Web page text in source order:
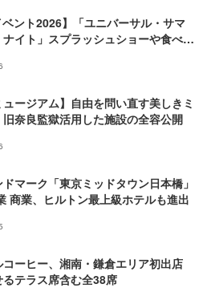
ベント2026】「ユニバーサル・サマ
イト」スプラッシュショーや食べ歩
ュージアム】自由を問い直す美しきミ
旧奈良監獄活用した施設の全容公開
マーク「東京ミッドタウン日本橋」
商業、ヒルトン最上級ホテルも進出
ーヒー、湘南・鎌倉エリア初出店
テラス席含む全38席